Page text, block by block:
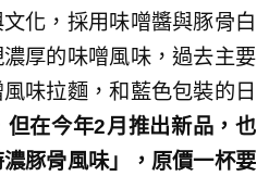
化，採用味噌醬與豚骨白
厚的味噌風味，過去主要
味拉麵，和藍色包裝的日
但在今年2月推出新品，也
豚骨風味」，原價一杯要